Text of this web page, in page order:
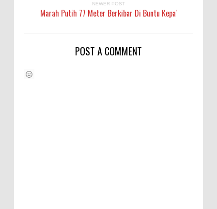
NEWER POST
Marah Putih 77 Meter Berkibar Di Buntu Kepa'
POST A COMMENT